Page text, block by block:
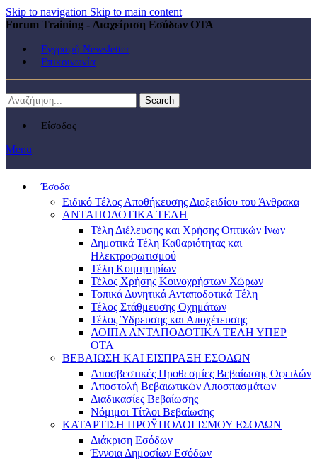
Skip to navigation Skip to main content
Forum Training - Διαχείριση Εσόδων ΟΤΑ
Εγγραφή Newsletter
Επικοινωνία
Search
Είσοδος
Menu
Έσοδα
Ειδικό Τέλος Αποθήκευσης Διοξειδίου του Άνθρακα
ΑΝΤΑΠΟΔΟΤΙΚΑ ΤΕΛΗ
Τέλη Διέλευσης και Χρήσης Οπτικών Ινων
Δημοτικά Τέλη Καθαριότητας και
Ηλεκτροφωτισμού
Τέλη Κοιμητηρίων
Τέλος Χρήσης Κοινοχρήστων Χώρων
Τοπικά Δυνητικά Ανταποδοτικά Τέλη
Τέλος Στάθμευσης Οχημάτων
Τέλος Ύδρευσης και Αποχέτευσης
ΛΟΙΠΑ ΑΝΤΑΠΟΔΟΤΙΚΑ ΤΕΛΗ ΥΠΕΡ
ΟΤΑ
ΒΕΒΑΙΩΣΗ ΚΑΙ ΕΙΣΠΡΑΞΗ ΕΣΟΔΩΝ
Αποσβεστικές Προθεσμίες Βεβαίωσης Οφειλών
Αποστολή Βεβαιωτικών Αποσπασμάτων
Διαδικασίες Βεβαίωσης
Νόμιμοι Τίτλοι Βεβαίωσης
ΚΑΤΑΡΤΙΣΗ ΠΡΟΫΠΟΛΟΓΙΣΜΟΥ ΕΣΟΔΩΝ
Διάκριση Εσόδων
Έννοια Δημοσίων Εσόδων